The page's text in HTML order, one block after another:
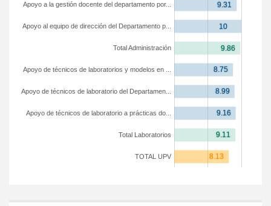
TOTAL UPV
Total Laboratorios
Apoyo de técnicos de laboratorio a prácticas do...
Apoyo de técnicos de laboratorio del Departamen...
Apoyo de técnicos de laboratorios y modelos en ...
Total Administración
Apoyo al equipo de dirección del Departamento p...
Apoyo a la gestión docente del departamento por...